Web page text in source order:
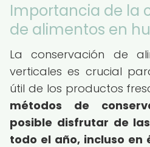
Importancia de la
de alimentos en
La conservación de
verticales es crucial
útil de los productos
métodos de
posible disfrutar de
todo el año, incluso en